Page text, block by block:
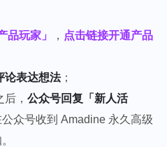
品玩家」 ， 点击链接开通产品
论表达想法；
， 公众号回复「新人活
众号收到 Amadine 永久高级